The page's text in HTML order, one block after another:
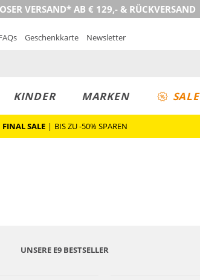
VERSAND* AB € 129,- & RÜCKVERSAND
Geschenkkarte Newsletter
KINDER MARKEN SALE
FINAL SALE | BIS ZU -50% SPAREN
UNSERE E9 BESTSELLER